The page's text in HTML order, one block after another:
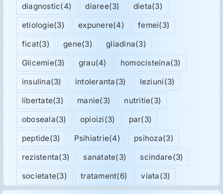
diagnostic(4) diaree(3) dieta(3)
etiologie(3) expunere(4) femei(3)
ficat(3) gene(3) gliadina(3)
Glicemie(3) grau(4) homocisteina(3)
insulina(3) intoleranta(3) leziuni(3)
libertate(3) manie(3) nutritie(3)
oboseala(3) opioizi(3) par(3)
peptide(3) Psihiatrie(4) psihoza(3)
rezistenta(3) sanatate(3) scindare(3)
societate(3) tratament(6) viata(3)